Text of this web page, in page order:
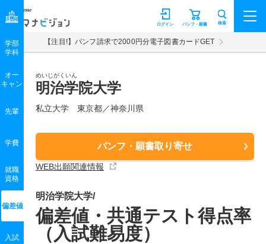
マナビジョン パンフ・願書
ログイン 検索
【注目!】パンフ請求で2000円分電子図書カードGET
めいじがくいん
明治学院大学
私立大学 東京都／神奈川県
パンフ・願書取り寄せ
WEB出願関連情報
学部
学科
オー
キャン
先輩
学費
就職
資格
偏差値
入試
明治学院大学/
偏差値・共通テスト得点率
（入試難易度）